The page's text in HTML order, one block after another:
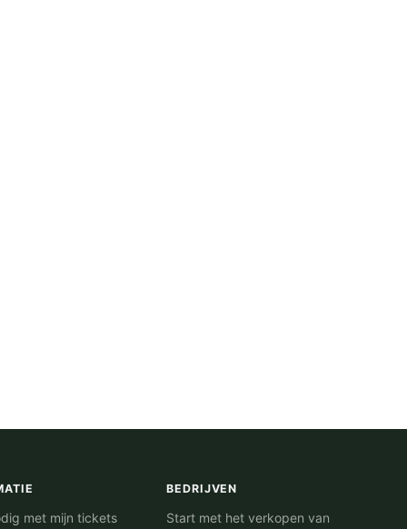
met mijn tickets
BEDRIJVEN
Start met het verkopen van